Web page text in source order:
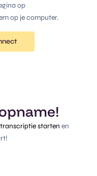
op
op je computer.
transcriptie starten en